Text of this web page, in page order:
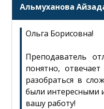
Альмуханова
Ольга Борисовна!
Преподаватель
понятно,
разобраться в
были интересными
вашу работу!
Телефон
Хабар
закрытия все
действительно